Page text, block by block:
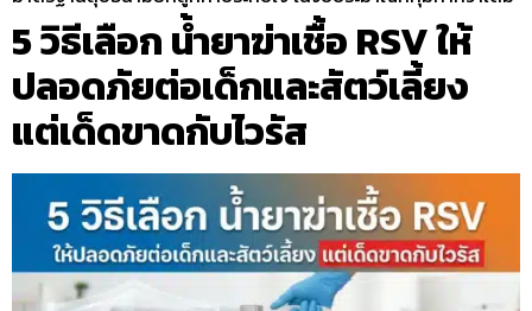
5 วิธีเลือก น้ำยาฆ่าเชื้อ RSV ให้
ปลอดภัยต่อเด็กและสัตว์เลี้ยง
แต่เด็ดขาดกับไวรัส